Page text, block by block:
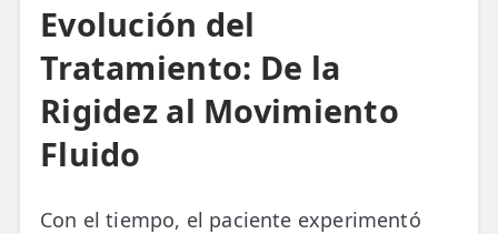
Evolución del
Tratamiento: De la
Rigidez al Movimiento
Fluido
Con el tiempo, el paciente experimentó